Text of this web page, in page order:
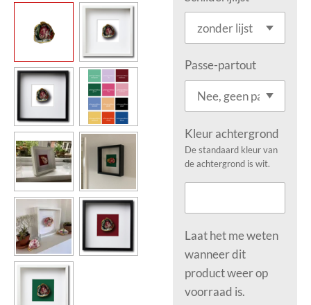
Passe-partout
Kleur achtergrond
De standaard kleur van
de achtergrond is wit.
Laat het me weten
wanneer dit
product weer op
voorraad is.